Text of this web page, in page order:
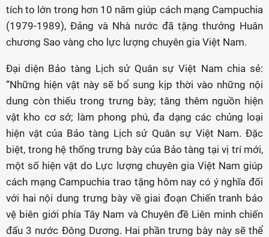
tích to lớn trong hơn 10 năm giúp cách mạng Campuchia
(1979-1989), Đảng và Nhà nước đã tặng thưởng Huân
chương Sao vàng cho lực lượng chuyên gia Việt Nam.
Đại diện Bảo tàng Lịch sử Quân sự Việt Nam chia sẻ:
“Những hiện vật này sẽ bổ sung kịp thời vào những nội
dung còn thiếu trong trưng bày; tăng thêm nguồn hiện
vật kho cơ sở; làm phong phú, đa dạng các chủng loại
hiện vật của Bảo tàng Lịch sử Quân sự Việt Nam. Đặc
biệt, trong hệ thống trưng bày của Bảo tàng tại vị trí mới,
một số hiện vật do Lực lượng chuyên gia Việt Nam giúp
cách mạng Campuchia trao tặng hôm nay có ý nghĩa đối
với hai nội dung trưng bày về giai đoạn Chiến tranh bảo
vệ biên giới phía Tây Nam và Chuyên đề Liên minh chiến
đấu 3 nước Đông Dương. Hai phần trưng bày này sẽ thể